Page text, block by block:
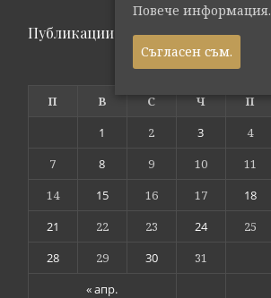
Публикации по дата
май 2018
П В С Ч П
« апр.
1 2 3 4
7
8 9 10 11
14
15 16 17 18
21
22 23 24 25
28
29 30 31
Повече информация.
Съгласен съм.